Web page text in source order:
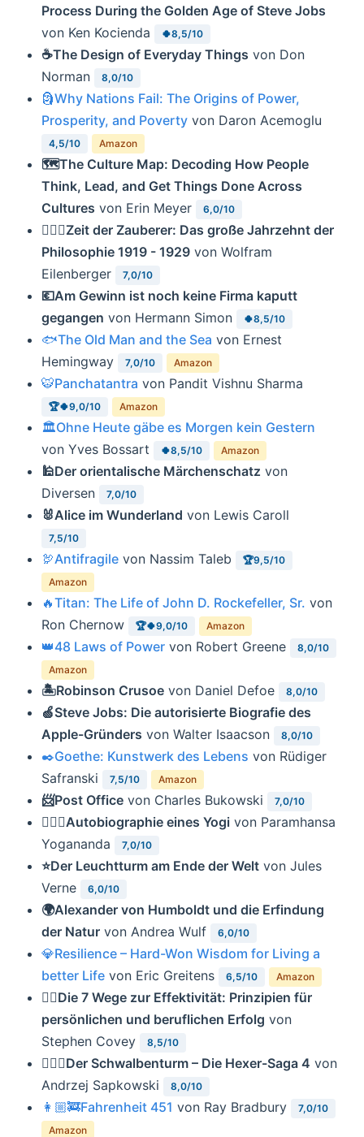
Process During the Golden Age of Steve Jobs
von Ken Kocienda
🍀8,5/10
☕️The Design of Everyday Things von Don
Norman
8,0/10
🗿Why Nations Fail: The Origins of Power,
Prosperity, and Poverty von Daron Acemoglu
4,5/10 Amazon
🗺The Culture Map: Decoding How People
Think, Lead, and Get Things Done Across
Cultures von Erin Meyer 6,0/10
🧙🏼‍♂️Zeit der Zauberer: Das große Jahrzehnt der
Philosophie 1919 - 1929 von Wolfram
Eilenberger
7,0/10
💶Am Gewinn ist noch keine Firma kaputt
gegangen von Hermann Simon 🍀8,5/10
🐟The Old Man and the Sea von Ernest
Hemingway
7,0/10 Amazon
🐯Panchatantra von Pandit Vishnu Sharma
🏆🍀9,0/10 Amazon
🏛Ohne Heute gäbe es Morgen kein Gestern
von Yves Bossart
🍀8,5/10 Amazon
🕌Der orientalische Märchenschatz von
Diversen
7,0/10
🐰Alice im Wunderland von Lewis Caroll
7,5/10
🦃Antifragile von Nassim Taleb
🏆9,5/10
Amazon
🔥Titan: The Life of John D. Rockefeller, Sr. von
Ron Chernow
🏆🍀9,0/10 Amazon
👑48 Laws of Power von Robert Greene
8,0/10
Amazon
🏝Robinson Crusoe von Daniel Defoe 8,0/10
🍏Steve Jobs: Die autorisierte Biografie des
Apple-Gründers von Walter Isaacson 8,0/10
✒️Goethe: Kunstwerk des Lebens von Rüdiger
Safranski
7,5/10 Amazon
📨Post Office von Charles Bukowski 7,0/10
🧘🏼‍♂️Autobiographie eines Yogi von Paramhansa
Yogananda
7,0/10
⭐️Der Leuchtturm am Ende der Welt von Jules
Verne
6,0/10
🌍Alexander von Humboldt und die Erfindung
der Natur von Andrea Wulf 6,0/10
💎Resilience – Hard-Won Wisdom for Living a
better Life von Eric Greitens 6,5/10 Amazon
👍🏻Die 7 Wege zur Effektivität: Prinzipien für
persönlichen und beruflichen Erfolg von
Stephen Covey
8,5/10
🧙🏼‍♂️Der Schwalbenturm – Die Hexer-Saga 4 von
Andrzej Sapkowski
8,0/10
👩🏼‍🚒Fahrenheit 451 von Ray Bradbury
7,0/10
Amazon